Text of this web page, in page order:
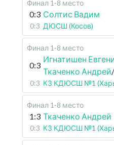
Финал 1-8 место
0:3 Солтис Вадим
0:3 ДЮСШ (Косов)
Финал 1-8 место
0:3
Игнатишен
Ткаченко Андрей/
0:3 КЗ КДЮСШ №1
Финал 1-8 место
1:3 Ткаченко Андрей
0:3 КЗ КДЮСШ №1